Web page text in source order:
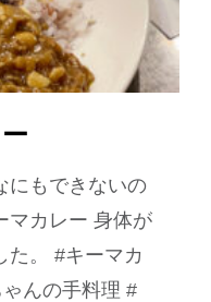
にもできないの
マカレー 身体が
た。 #キーマカ
んの手料理 #